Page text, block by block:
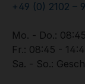
+49 (0) 2102 –
Mo. - Do.:
Fr.: 08:45 -
Sa. - So.: